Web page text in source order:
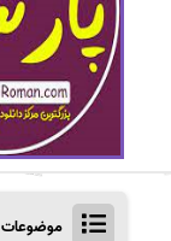
موضوعات